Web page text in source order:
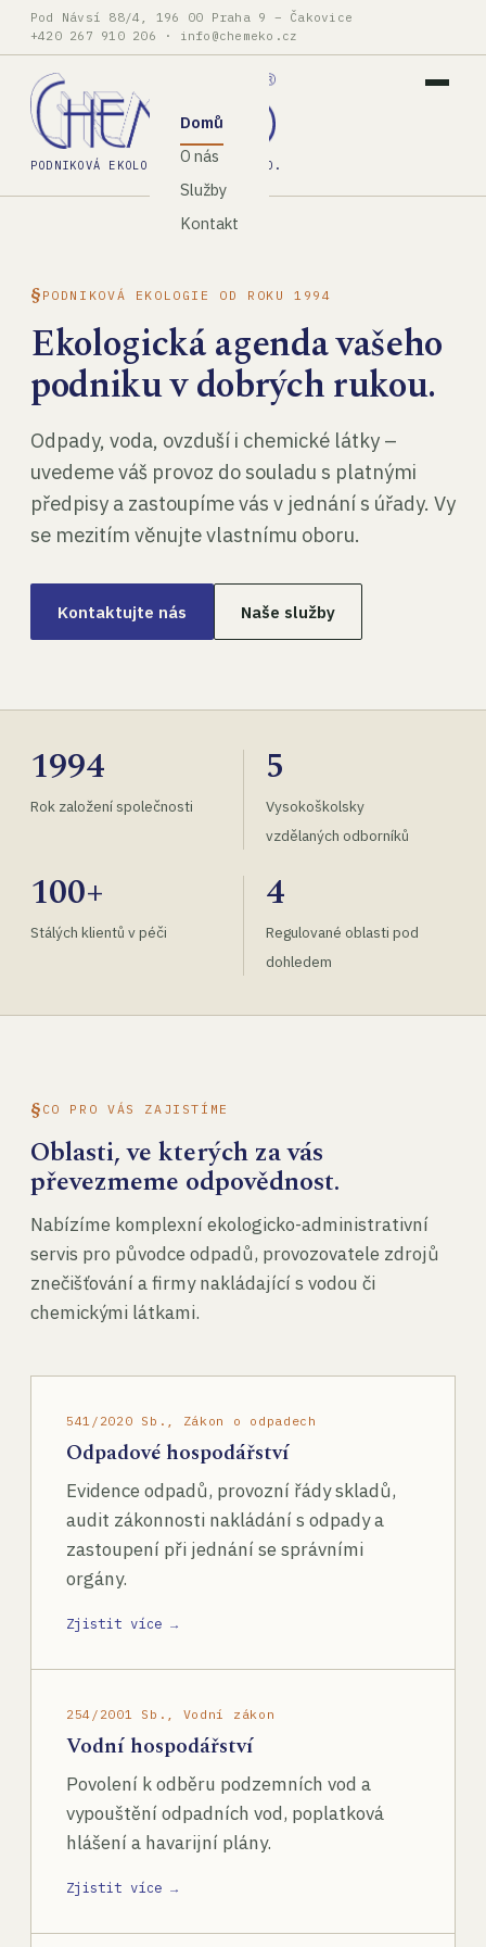
Pod Návsí 88/4, 196 00 Praha 9 – Čakovice
+420 267 910 206 · info@chemeko.cz
PODNIKOVÁ EKOLOGIE, SPOL. S R.O.
Domů
O nás
Služby
Kontakt
PODNIKOVÁ EKOLOGIE OD ROKU 1994
Ekologická agenda vašeho
podniku v dobrých rukou.
Odpady, voda, ovzduší i chemické látky –
uvedeme váš provoz do souladu s platnými
předpisy a zastoupíme vás v jednání s úřady. Vy
se mezitím věnujte vlastnímu oboru.
Kontaktujte nás Naše služby
1994
Rok založení společnosti
5
Vysokoškolsky
vzdělaných odborníků
100+
Stálých klientů v péči
4
Regulované oblasti pod
dohledem
CO PRO VÁS ZAJISTÍME
Oblasti, ve kterých za vás
převezmeme odpovědnost.
Nabízíme komplexní ekologicko-administrativní
servis pro původce odpadů, provozovatele zdrojů
znečišťování a firmy nakládající s vodou či
chemickými látkami.
541/2020 Sb., Zákon o odpadech
Odpadové hospodářství
Evidence odpadů, provozní řády skladů,
audit zákonnosti nakládání s odpady a
zastoupení při jednání se správními
orgány.
Zjistit více →
254/2001 Sb., Vodní zákon
Vodní hospodářství
Povolení k odběru podzemních vod a
vypouštění odpadních vod, poplatková
hlášení a havarijní plány.
Zjistit více →